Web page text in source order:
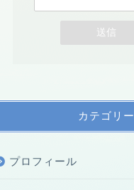
カテゴリー
プロフィール